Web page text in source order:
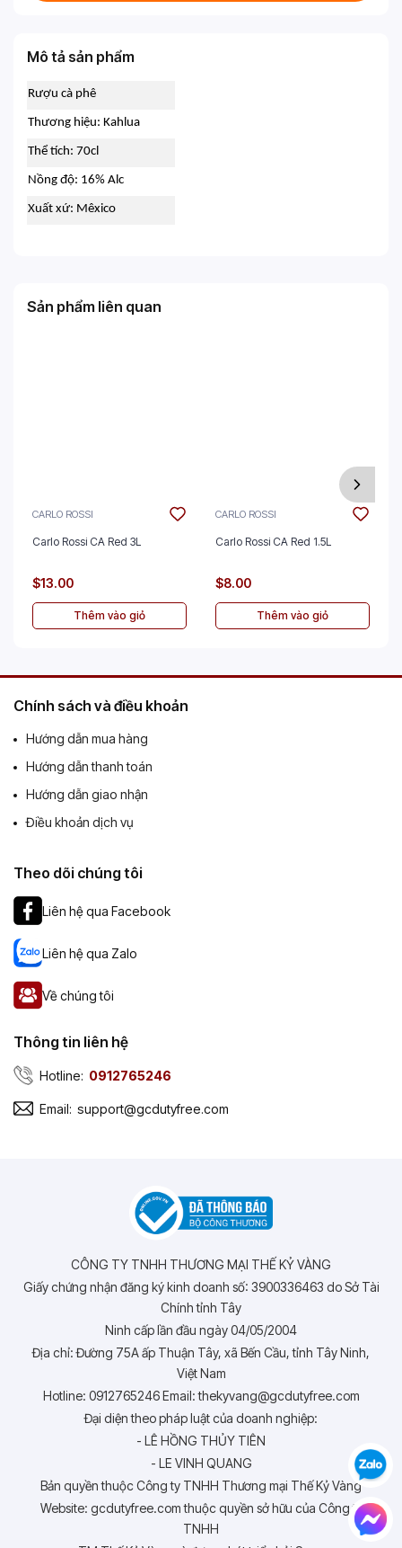
Mô tả sản phẩm
Rượu cà phê
Thương hiệu: Kahlua
Thể tích: 70cl
Nồng độ: 16% Alc
Xuất xứ: Mêxico
Sản phẩm liên quan
CARLO ROSSI
Carlo Rossi CA Red 3L
$13.00
Thêm vào giỏ
CARLO ROSSI
Carlo Rossi CA Red 1.5L
$8.00
Thêm vào giỏ
Chính sách và điều khoản
Hướng dẫn mua hàng
Hướng dẫn thanh toán
Hướng dẫn giao nhận
Điều khoản dịch vụ
Theo dõi chúng tôi
Liên hệ qua Facebook
Liên hệ qua Zalo
Về chúng tôi
Thông tin liên hệ
Hotline: 0912765246
Email: support@gcdutyfree.com
CÔNG TY TNHH THƯƠNG MẠI THẾ KỶ VÀNG
Giấy chứng nhận đăng ký kinh doanh số: 3900336463 do Sở Tài
Chính tỉnh Tây
Ninh cấp lần đầu ngày 04/05/2004
Địa chỉ: Đường 75A ấp Thuận Tây, xã Bến Cầu, tỉnh Tây Ninh,
Việt Nam
Hotline: 0912765246 Email: thekyvang@gcdutyfree.com
Đại diện theo pháp luật của doanh nghiệp:
- LÊ HỒNG THỦY TIÊN
- LE VINH QUANG
Bản quyền thuộc Công ty TNHH Thương mại Thế Kỷ Vàng
Website: gcdutyfree.com thuộc quyền sở hữu của Công ty
TNHH